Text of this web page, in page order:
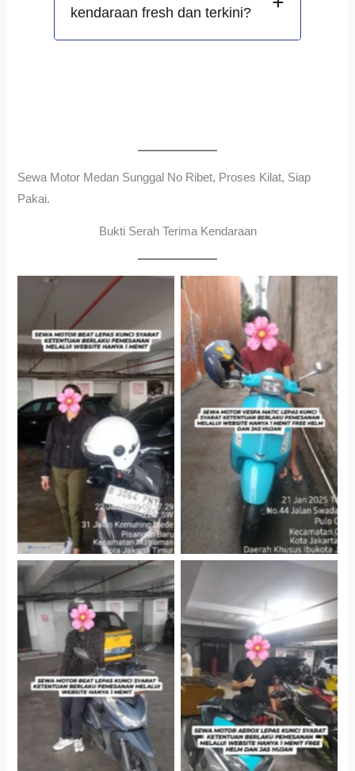
kendaraan fresh dan terkini?
Sewa Motor Medan Sunggal No Ribet, Proses Kilat, Siap
Pakai.
Bukti Serah Terima Kendaraan
Cityplaza Jatinegara
Gedung Parkir P6A
Antar Jemput Kendaraan
Cityplaza Jatinegara
Gedung Parkir P6A
Cityplaza Jatinegara
Gedung Parkir P6A